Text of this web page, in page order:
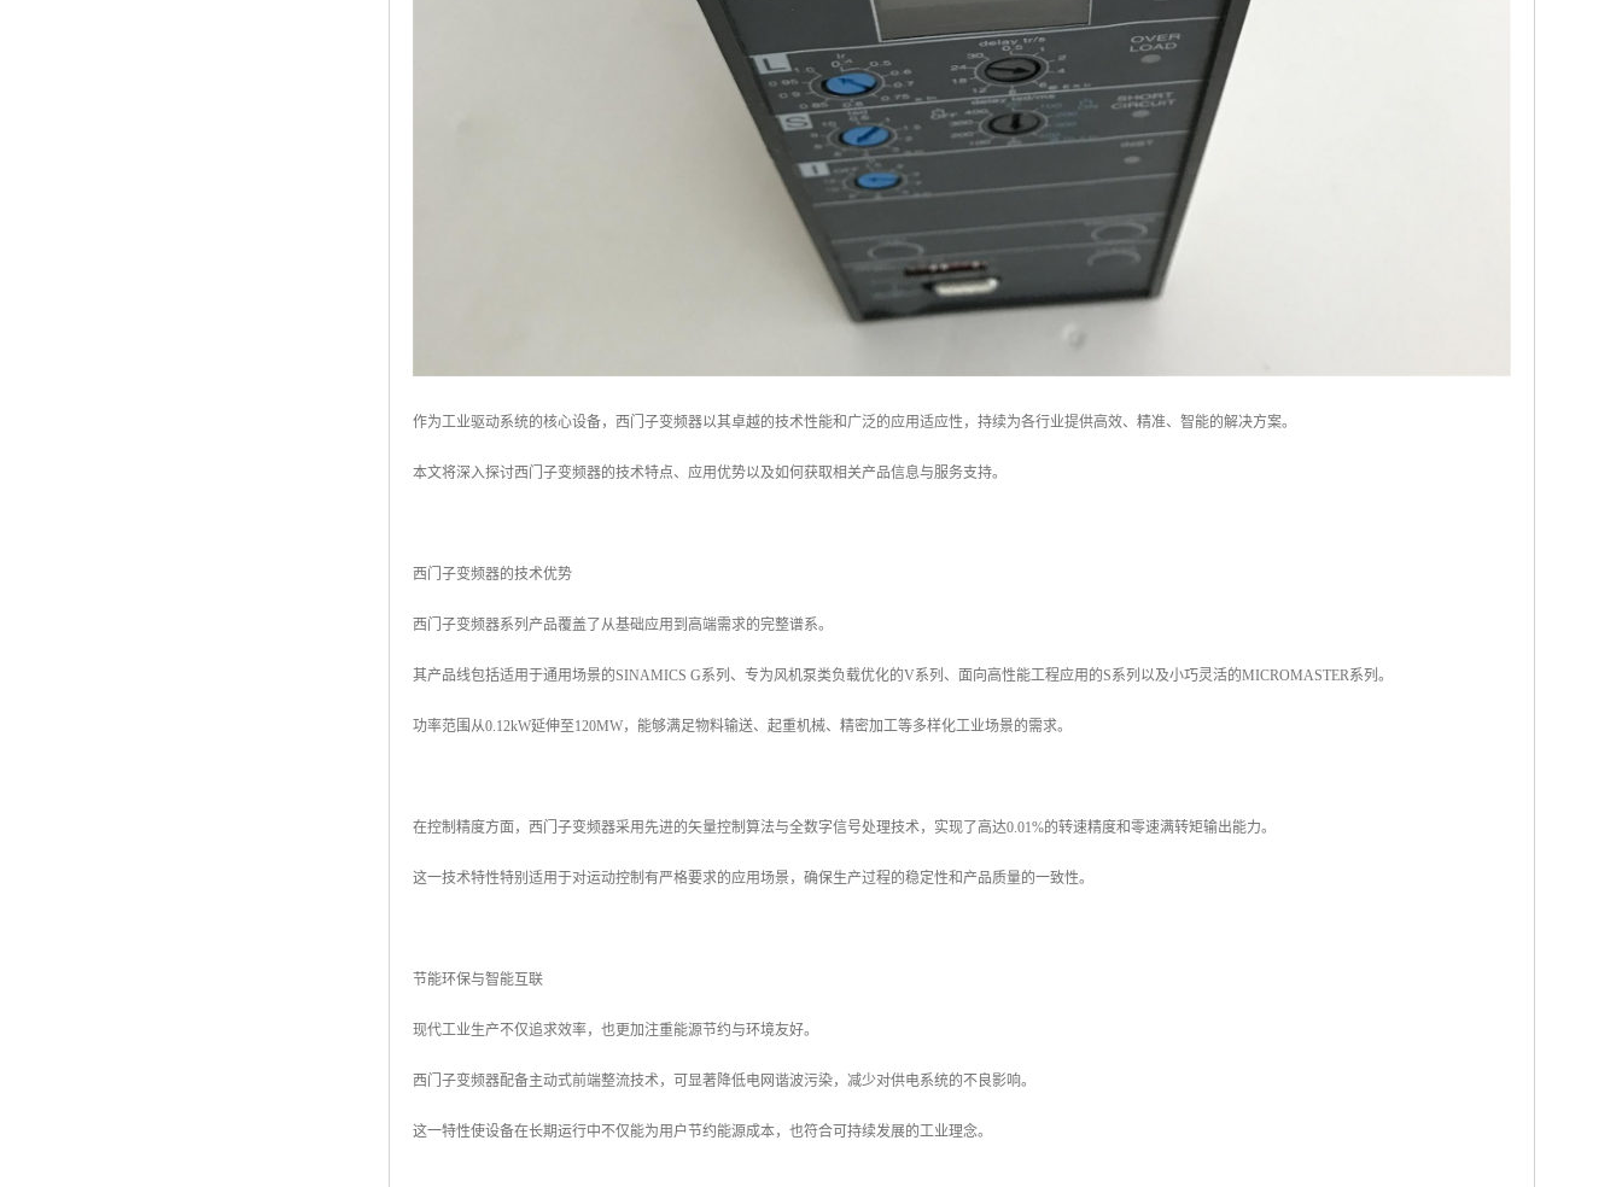
作为工业驱动系统的核心设备，西门子变频器以其卓越的技术性能和广泛的应用适应性，持续为各行业提供高效、精准、智能的解决方案。
本文将深入探讨西门子变频器的技术特点、应用优势以及如何获取相关产品信息与服务支持。
西门子变频器的技术优势
西门子变频器系列产品覆盖了从基础应用到高端需求的完整谱系。
其产品线包括适用于通用场景的SINAMICS G系列、专为风机泵类负载优化的V系列、面向高性能工程应用的S系列以及小巧灵活的MICROMASTER系列。
功率范围从0.12kW延伸至120MW，能够满足物料输送、起重机械、精密加工等多样化工业场景的需求。
在控制精度方面，西门子变频器采用先进的矢量控制算法与全数字信号处理技术，实现了高达0.01%的转速精度和零速满转矩输出能力。
这一技术特性特别适用于对运动控制有严格要求的应用场景，确保生产过程的稳定性和产品质量的一致性。
节能环保与智能互联
现代工业生产不仅追求效率，也更加注重能源节约与环境友好。
西门子变频器配备主动式前端整流技术，可显著降低电网谐波污染，减少对供电系统的不良影响。
这一特性使设备在长期运行中不仅能为用户节约能源成本，也符合可持续发展的工业理念。